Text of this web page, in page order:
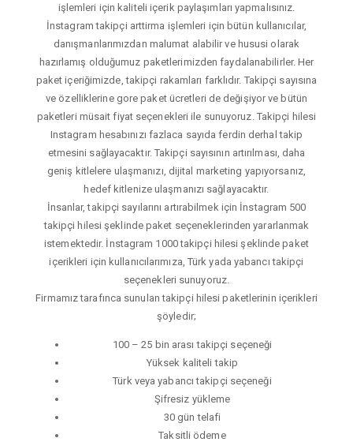
işlemleri için kaliteli içerik paylaşımları yapmalısınız.
İnstagram takipçi arttirma işlemleri için bütün kullanıcılar,
danışmanlarımızdan malumat alabilir ve hususi olarak
hazırlamış olduğumuz paketlerimizden faydalanabilirler. Her
paket içeriğimizde, takipçi rakamları farklıdır. Takipçi sayısına
ve özelliklerine gore paket ücretleri de değişiyor ve bütün
paketleri müsait fiyat seçenekleri ile sunuyoruz. Takipçi hilesi
Instagram hesabınızı fazlaca sayıda ferdin derhal takip
etmesini sağlayacaktır. Takipçi sayısının artırılması, daha
geniş kitlelere ulaşmanızı, dijital marketing yapıyorsanız,
hedef kitlenize ulaşmanızı sağlayacaktır.
İnsanlar, takipçi sayılarını artırabilmek için İnstagram 500
takipçi hilesi şeklinde paket seçeneklerinden yararlanmak
istemektedir. İnstagram 1000 takipçi hilesi şeklinde paket
içerikleri için kullanıcılarımıza, Türk yada yabancı takipçi
seçenekleri sunuyoruz.
Firmamız tarafınca sunulan takipçi hilesi paketlerinin içerikleri
şöyledir;
100 – 25 bin arası takipçi seçeneği
Yüksek kaliteli takip
Türk veya yabancı takipçi seçeneği
Şifresiz yükleme
30 gün telafi
Taksitli ödeme